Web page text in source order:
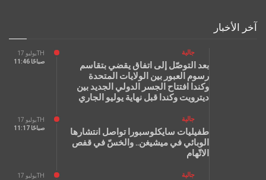
آخر الأخبار
يوليو 17TH
11:46 صباحًا
جالية
بعد التوصّل إلى اتفاق يقضي بتقاسم
رسوم العبور بين الولايات المتحدة
وكندا افتتاح الجسر الدولي الجديد بين
ديترويت وكندا قبل نهاية يوليو الجاري
يوليو 17TH
11:17 صباحًا
جالية
طفيليات سايكلوسبورا تواصل انتشارها
الوبائي في ميشيغن.. والخسّ في قفص
الاتّهام
يوليو 17TH
جالية